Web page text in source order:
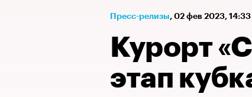
Технологии и медиа
Пресс-релизы⁠, 02 фев 2023, 14:33
Курорт
этап